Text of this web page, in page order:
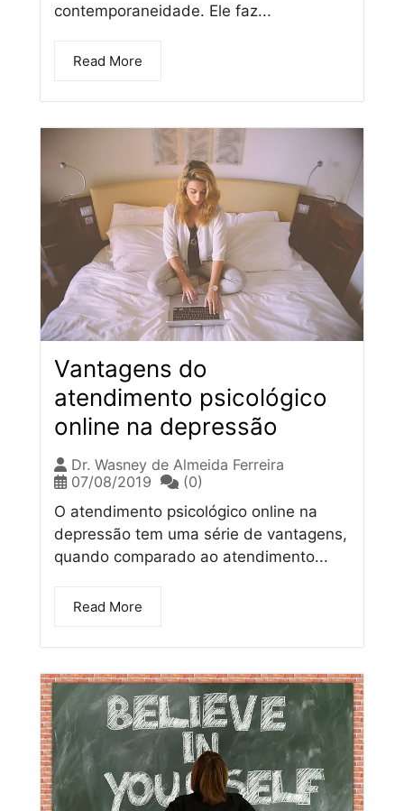
contemporaneidade. Ele faz...
Read More
Vantagens do
atendimento psicológico
online na depressão
Dr. Wasney de Almeida Ferreira
07/08/2019
(0)
O atendimento psicológico online na
depressão tem uma série de vantagens,
quando comparado ao atendimento...
Read More